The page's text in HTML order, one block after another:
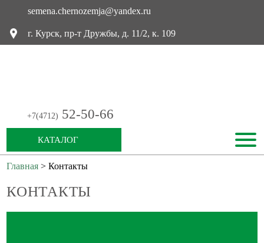
semena.chernozemja@yandex.ru
г. Курск, пр-т Дружбы, д. 11/2, к. 109
+7(4712) 52-50-66
КАТАЛОГ
ЯРОВАЯ ПШЕНИЦА
РАПС ОЗИМЫЙ
ОВЕС
Главная >Контакты
КОНТАКТЫ